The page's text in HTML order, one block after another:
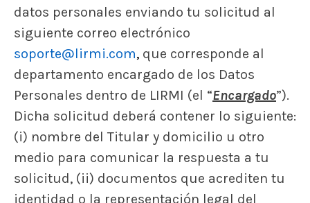
datos personales enviando tu solicitud al
siguiente correo electrónico
soporte@lirmi.com, que corresponde al
departamento encargado de los Datos
Personales dentro de LIRMI (el “Encargado”).
Dicha solicitud deberá contener lo siguiente:
(i) nombre del Titular y domicilio u otro
medio para comunicar la respuesta a tu
solicitud, (ii) documentos que acrediten tu
identidad o la representación legal del